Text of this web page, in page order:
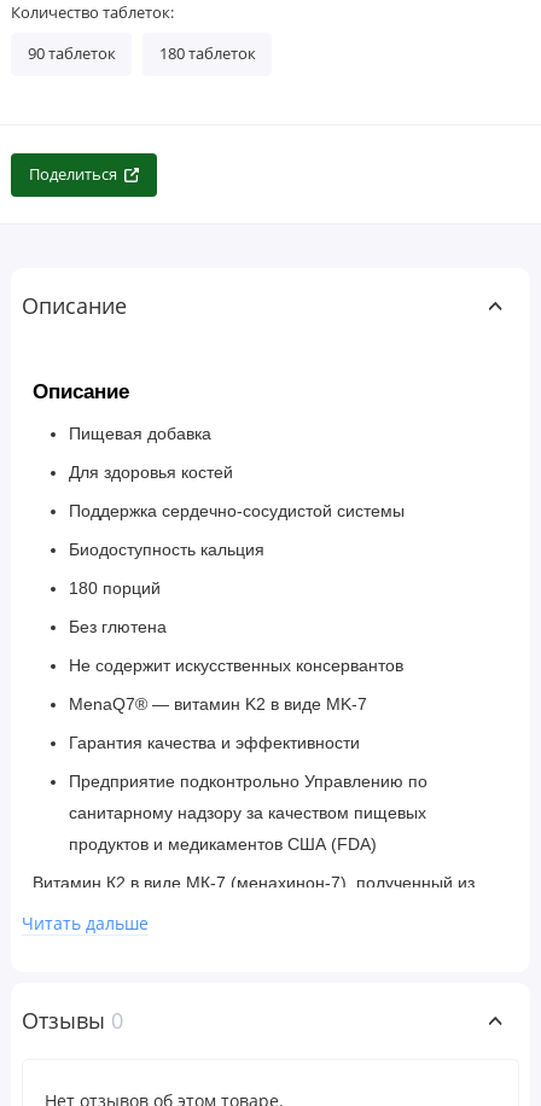
Количество таблеток:
90 таблеток 180 таблеток
Поделиться
Описание
Описание
Пищевая добавка
Для здоровья костей
Поддержка сердечно-сосудистой системы
Биодоступность кальция
180 порций
Без глютена
Не содержит искусственных консервантов
MenaQ7® — витамин K2 в виде MK-7
Гарантия качества и эффективности
Предприятие подконтрольно Управлению по
санитарному надзору за качеством пищевых
продуктов и медикаментов США (FDA)
Витамин К2 в виде МК-7 (менахинон-7), полученный из
Рекомендации по применению
Читать дальше
Отзывы 0
Нет отзывов об этом товаре.